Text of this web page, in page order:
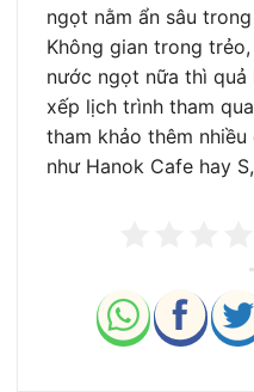
ngọt nằm ẩn sâu
Không gian trong
nước ngọt nữa thì quả
xếp lịch trình tham
tham khảo thêm
như Hanok Cafe hay